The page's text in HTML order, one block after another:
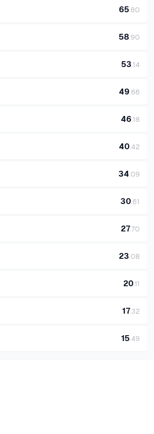
65.80
58.90
53.14
49.66
46.18
40.42
34.09
30.61
27.70
23.08
20.11
17.32
15.49